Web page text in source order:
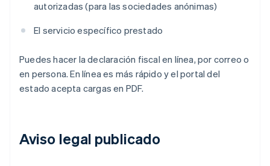
autorizadas (para las sociedades anónimas)
El servicio específico prestado
Puedes hacer la declaración fiscal en línea, por correo o
en persona. En línea es más rápido y el portal del
estado acepta cargas en PDF.
Aviso legal publicado